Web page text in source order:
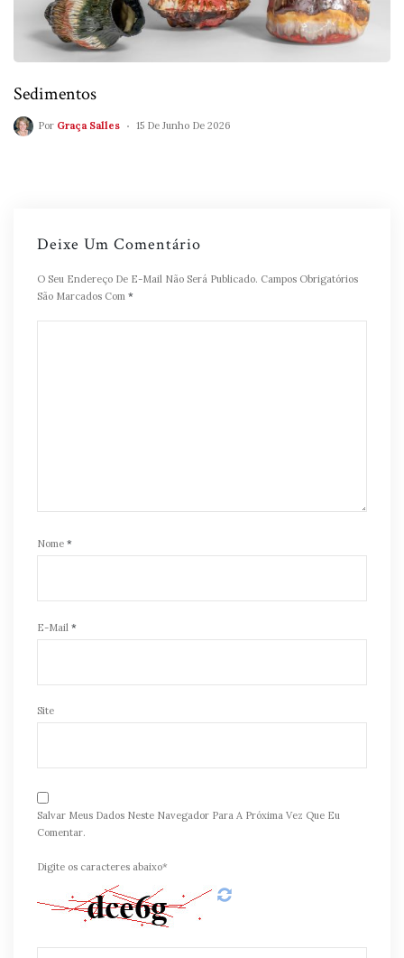
Sedimentos
Por Graça Salles 15 De Junho De 2026
Deixe Um Comentário
O Seu Endereço De E-Mail Não Será Publicado. Campos Obrigatórios
São Marcados Com *
Nome *
E-Mail *
Site
Salvar Meus Dados Neste Navegador Para A Próxima Vez Que Eu
Comentar.
Digite os caracteres abaixo*